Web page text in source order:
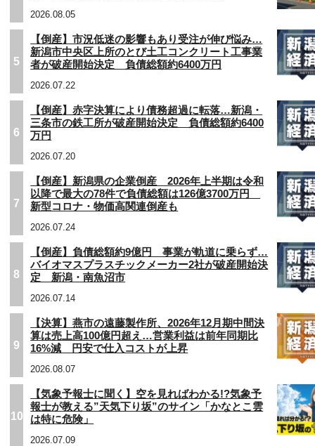
2026.08.05
5
【倒産】市況低迷の影響もあり受注が伸び悩み…
新潟市中央区上所のとび土工コンクリート工事業
者が破産開始決定 負債総額約6400万円
2026.07.22
6
【倒産】赤字決算により債務超過に転落…新潟・
三条市の鉄工所が破産開始決定 負債総額約6400
万円
2026.07.20
7
【倒産】新潟県の企業倒産 2026年上半期は令和
以降で最大の78件で負債総額は126億3700万円
新型コロナ・物価高関連倒産も
2026.07.24
8
【倒産】負債総額約9億円 事業が軌道に乗らず…
バイオマスプラスチックメーカー2社が破産開始決
定 新潟・南魚沼市
2026.07.14
9
【決算】燕市の遠藤製作所、2026年12月期中間決
算は売上高100億円超え…営業利益は前年同期比
16%減 円安で仕入コストが上昇
2026.08.07
10
【気象予報士に聞く】空を見ればわかる!?気象予
報士が教える”天気下り坂”のサイン「かなとこ雲
は特に危険」
2026.07.09